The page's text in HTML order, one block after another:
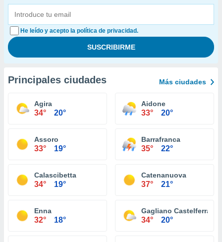
He leído y acepto la política de privacidad.
Principales ciudades Más ciudades
Agira
34° 20°
Aidone
33° 20°
Assoro
33° 19°
Barrafranca
35° 22°
Calascibetta
34° 19°
Catenanuova
37° 21°
Enna
32° 18°
Gagliano Castelferrato
34° 20°